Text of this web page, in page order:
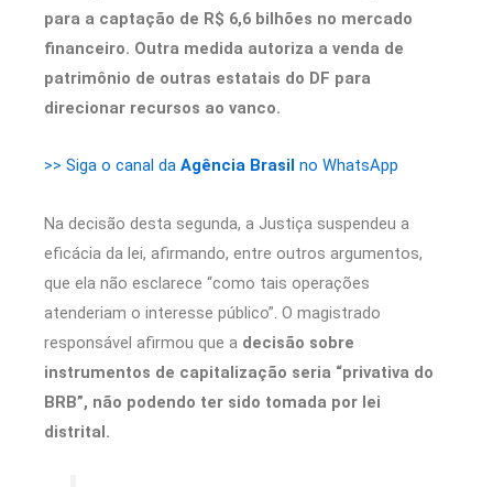
para a captação de R$ 6,6 bilhões no mercado
financeiro. Outra medida autoriza a venda de
patrimônio de outras estatais do DF para
direcionar recursos ao vanco.
>> Siga o canal da Agência Brasil no WhatsApp
Na decisão desta segunda, a Justiça suspendeu a
eficácia da lei, afirmando, entre outros argumentos,
que ela não esclarece “como tais operações
atenderiam o interesse público”. O magistrado
responsável afirmou que a decisão sobre
instrumentos de capitalização seria “privativa do
BRB”, não podendo ter sido tomada por lei
distrital.